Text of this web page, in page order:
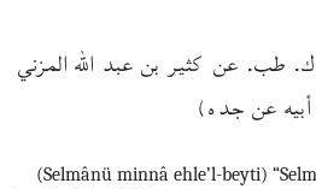
طب. عن كثير بن عبد الله المزني
عن جده)
(Selmânü minnâ ehle’l-beyti)